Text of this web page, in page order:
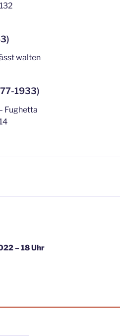
walten
1933)
Fughetta
– 18 Uhr